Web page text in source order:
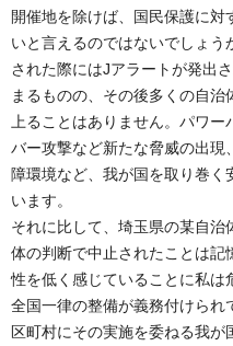
開催地を除けば、国民保護に
いと言えるのではないでしょ
された際にはJアラートが発出
まるものの、その後多くの自
上ることはありません。パワ
バー攻撃など新たな脅威の出現
障環境など、我が国を取り巻
います。
それに比して、埼玉県の某自
体の判断で中止されたことは
性を低く感じていることに私は
全国一律の整備が義務付けら
区町村にその実施を委ねる我